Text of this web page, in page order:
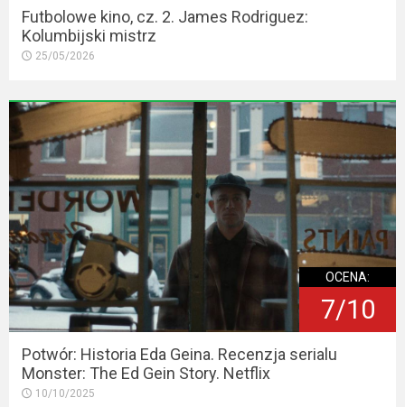
Futbolowe kino, cz. 2. James Rodriguez:
Kolumbijski mistrz
25/05/2026
OCENA:
7/10
Potwór: Historia Eda Geina. Recenzja serialu
Monster: The Ed Gein Story. Netflix
10/10/2025